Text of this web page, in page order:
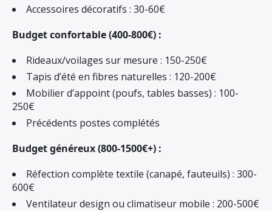
Accessoires décoratifs : 30-60€
Budget confortable (400-800€) :
Rideaux/voilages sur mesure : 150-250€
Tapis d’été en fibres naturelles : 120-200€
Mobilier d’appoint (poufs, tables basses) : 100-
250€
Précédents postes complétés
Budget généreux (800-1500€+) :
Réfection complète textile (canapé, fauteuils) : 300-
600€
Ventilateur design ou climatiseur mobile : 200-500€